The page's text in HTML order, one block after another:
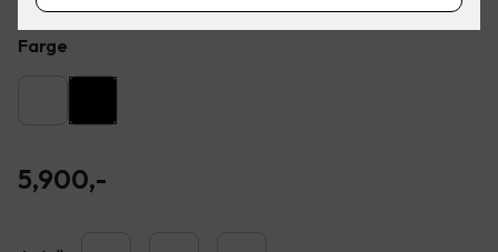
Farge
5,900,-